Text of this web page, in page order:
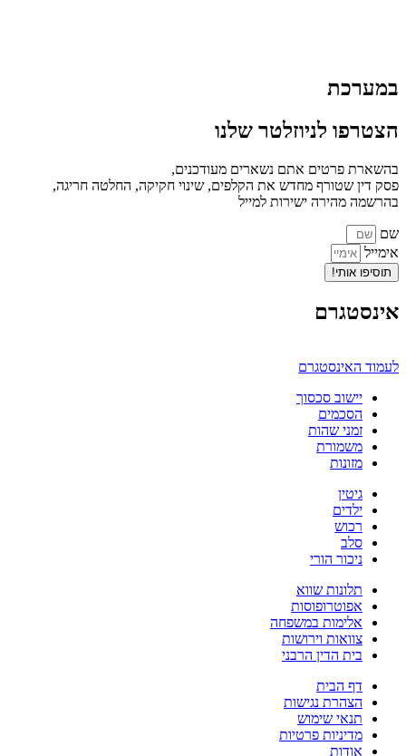
במערכת
הצטרפו לניוזלטר שלנו
בהשארת פרטים אתם נשארים מעודכנים,
פסק דין שטורף מחדש את הקלפים, שינוי חקיקה, החלטה חריגה,
בהרשמה מהירה ישירות למייל
שם
אימייל
תוסיפו אותי!
אינסטגרם
לעמוד האינסטגרם
יישוב סכסוך
הסכמים
זמני שהות
משמורת
מזונות
גיטין
ילדים
רכוש
סלב
ניכור הורי
תלונות שווא
אפוטרופוסות
אלימות במשפחה
צוואות וירושות
בית הדין הרבני
דף הבית
הצהרת נגישות
תנאי שימוש
מדיניות פרטיות
אודות